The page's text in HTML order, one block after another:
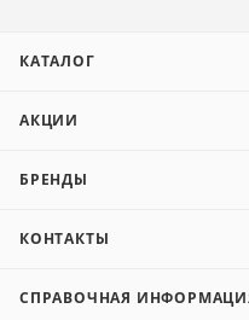
КАТАЛОГ
АКЦИИ
БРЕНДЫ
КОНТАКТЫ
СПРАВОЧНАЯ